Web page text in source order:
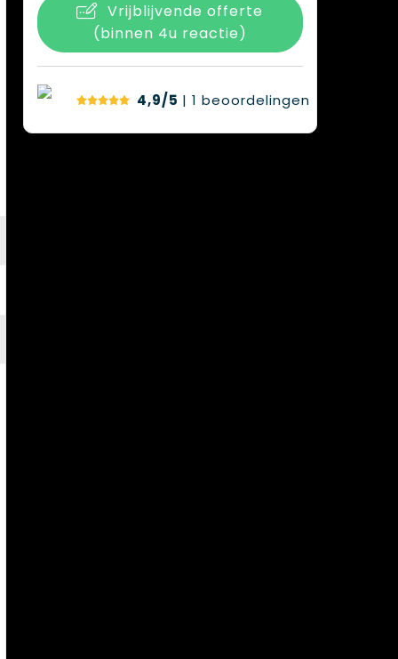
Vrijblijvende offerte
(binnen 4u reactie)
4,9/5 | 1 beoordelingen